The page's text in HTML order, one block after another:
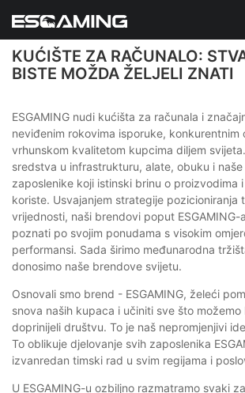
KUĆIŠTE ZA RAČUNALO:
BISTE MOŽDA ŽELJELI ZNATI
ESGAMING nudi kućišta za računala i
neviđenim rokovima isporuke, konkurentnim
vrhunskom kvalitetom kupcima diljem
sredstva u infrastrukturu, alate, obuku i
zaposlenike koji istinski brinu o proizvodima
koriste. Usvajanjem strategije pozicioniranja
vrijednosti, naši brendovi poput ESGAMING-
poznati po svojim ponudama s visokim
performansi. Sada širimo međunarodna
donosimo naše brendove svijetu.
Osnovali smo brend - ESGAMING, želeći
snova naših kupaca i učiniti sve što
doprinijeli društvu. To je naš nepromjenjivi
To oblikuje djelovanje svih zaposlenika
izvanredan timski rad u svim regijama i
U ESGAMING-u ozbiljno razmatramo svaki